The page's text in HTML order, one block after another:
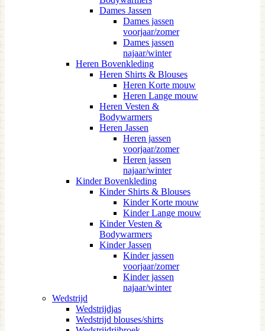
Dames Jassen
Dames jassen
voorjaar/zomer
Dames jassen
najaar/winter
Heren Bovenkleding
Heren Shirts & Blouses
Heren Korte mouw
Heren Lange mouw
Heren Vesten &
Bodywarmers
Heren Jassen
Heren jassen
voorjaar/zomer
Heren jassen
najaar/winter
Kinder Bovenkleding
Kinder Shirts & Blouses
Kinder Korte mouw
Kinder Lange mouw
Kinder Vesten &
Bodywarmers
Kinder Jassen
Kinder jassen
voorjaar/zomer
Kinder jassen
najaar/winter
Wedstrijd
Wedstrijdjas
Wedstrijd blouses/shirts